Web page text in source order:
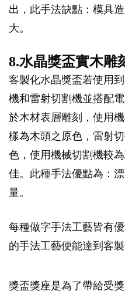
出，此手法缺點：模具
大。
8.水晶獎盃實木雕
客製化水晶獎盃若使用
機和雷射切割機並搭配
於木材表層雕刻，使用
樣為木頭之原色，雷射
色，使用機械切割機較
佳。此種手法優點為：
量。
每種做字手法工藝皆有
的手法工藝便能達到客
獎盃獎座是為了帶給受